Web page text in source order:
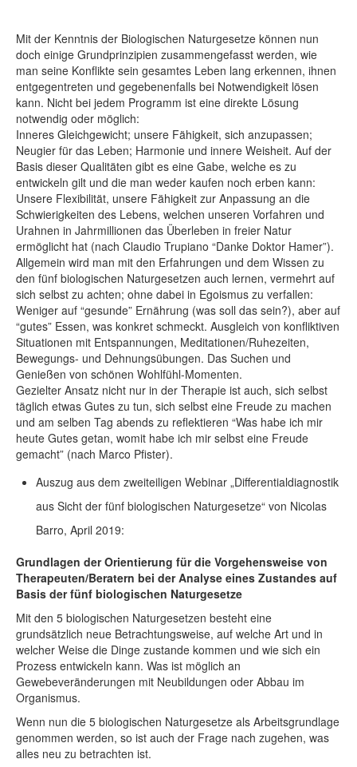
Mit der Kenntnis der Biologischen Naturgesetze können nun
doch einige Grundprinzipien zusammengefasst werden, wie
man seine Konﬂikte sein gesamtes Leben lang erkennen, ihnen
entgegentreten und gegebenenfalls bei Notwendigkeit lösen
kann. Nicht bei jedem Programm ist eine direkte Lösung
notwendig oder möglich:
Inneres Gleichgewicht; unsere Fähigkeit, sich anzupassen;
Neugier für das Leben; Harmonie und innere Weisheit. Auf der
Basis dieser Qualitäten gibt es eine Gabe, welche es zu
entwickeln gilt und die man weder kaufen noch erben kann:
Unsere Flexibilität, unsere Fähigkeit zur Anpassung an die
Schwierigkeiten des Lebens, welchen unseren Vorfahren und
Urahnen in Jahrmillionen das Überleben in freier Natur
ermöglicht hat (nach Claudio Trupiano “Danke Doktor Hamer”).
Allgemein wird man mit den Erfahrungen und dem Wissen zu
den fünf biologischen Naturgesetzen auch lernen, vermehrt auf
sich selbst zu achten; ohne dabei in Egoismus zu verfallen:
Weniger auf “gesunde” Ernährung (was soll das sein?), aber auf
“gutes” Essen, was konkret schmeckt. Ausgleich von konfliktiven
Situationen mit Entspannungen, Meditationen/Ruhezeiten,
Bewegungs- und Dehnungsübungen. Das Suchen und
Genießen von schönen Wohlfühl-Momenten.
Gezielter Ansatz nicht nur in der Therapie ist auch, sich selbst
täglich etwas Gutes zu tun, sich selbst eine Freude zu machen
und am selben Tag abends zu reflektieren “Was habe ich mir
heute Gutes getan, womit habe ich mir selbst eine Freude
gemacht” (nach Marco Pfister).
Auszug aus dem zweiteiligen Webinar „Differentialdiagnostik
aus Sicht der fünf biologischen Naturgesetze“ von Nicolas
Barro, April 2019:
Grundlagen der Orientierung für die Vorgehensweise von
Therapeuten/Beratern bei der Analyse eines Zustandes auf
Basis der fünf biologischen Naturgesetze
Mit den 5 biologischen Naturgesetzen besteht eine
grundsätzlich neue Betrachtungsweise, auf welche Art und in
welcher Weise die Dinge zustande kommen und wie sich ein
Prozess entwickeln kann. Was ist möglich an
Gewebeveränderungen mit Neubildungen oder Abbau im
Organismus.
Wenn nun die 5 biologischen Naturgesetze als Arbeitsgrundlage
genommen werden, so ist auch der Frage nach zugehen, was
alles neu zu betrachten ist.